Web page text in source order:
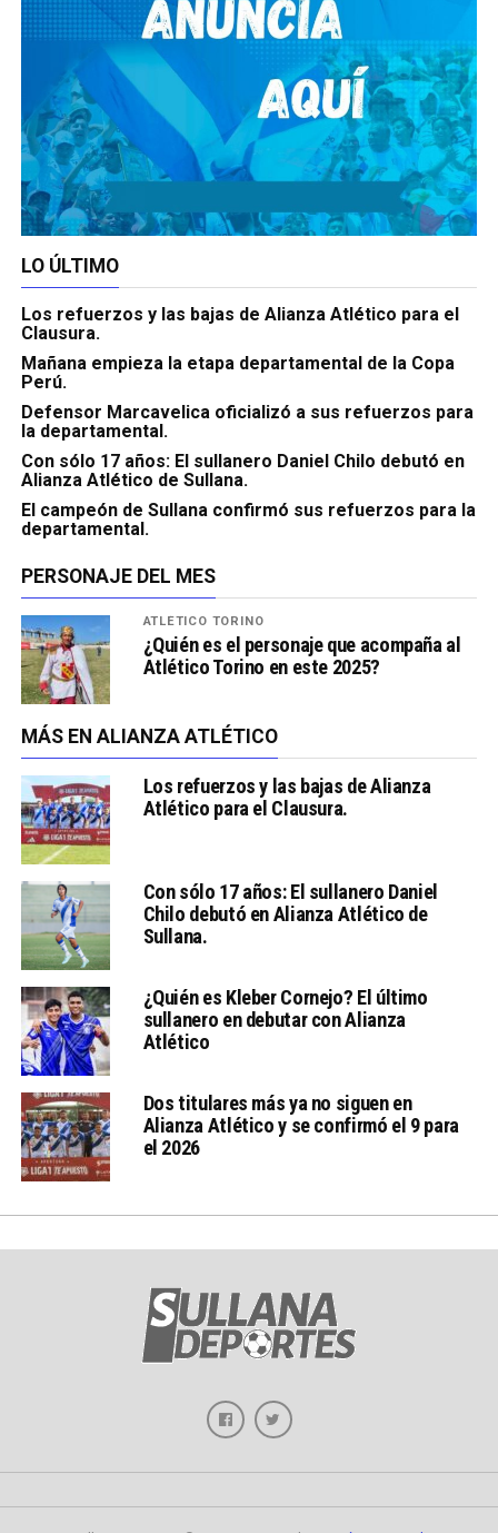
LO ÚLTIMO
Los refuerzos y las bajas de Alianza Atlético para el
Clausura.
Mañana empieza la etapa departamental de la Copa
Perú.
Defensor Marcavelica oficializó a sus refuerzos para
la departamental.
Con sólo 17 años: El sullanero Daniel Chilo debutó en
Alianza Atlético de Sullana.
El campeón de Sullana confirmó sus refuerzos para la
departamental.
PERSONAJE DEL MES
ATLÉTICO TORINO
¿Quién es el personaje que acompaña al
Atlético Torino en este 2025?
MÁS EN ALIANZA ATLÉTICO
Los refuerzos y las bajas de Alianza
Atlético para el Clausura.
Con sólo 17 años: El sullanero Daniel
Chilo debutó en Alianza Atlético de
Sullana.
¿Quién es Kleber Cornejo? El último
sullanero en debutar con Alianza
Atlético
Dos titulares más ya no siguen en
Alianza Atlético y se confirmó el 9 para
el 2026